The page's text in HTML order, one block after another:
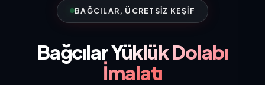
BAĞCILAR, ÜCRETSIZ KEŞIF
BağcılarYüklük Dolabı
İmalatı